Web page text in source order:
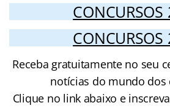
CONCURSOS
CONCURSOS
Receba gratuitamente no seu
notícias do mundo dos
Clique no link abaixo e